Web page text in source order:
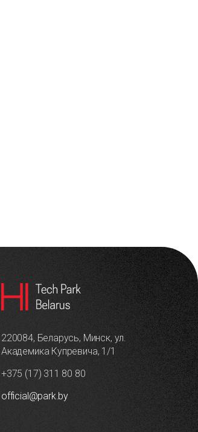
220084, Беларусь, Минск, ул.
Академика Купревича, 1/1
+375 (17) 311 80 80
official@park.by